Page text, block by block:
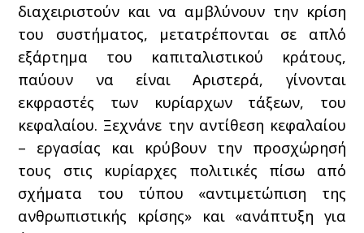
διαχειριστούν και να αμβλύνουν την κρίση
του συστήματος, μετατρέπονται σε απλό
εξάρτημα του καπιταλιστικού κράτους,
παύουν να είναι Αριστερά, γίνονται
εκφραστές των κυρίαρχων τάξεων, του
κεφαλαίου. Ξεχνάνε την αντίθεση κεφαλαίου
– εργασίας και κρύβουν την προσχώρησή
τους στις κυρίαρχες πολιτικές πίσω από
σχήματα του τύπου «αντιμετώπιση της
ανθρωπιστικής κρίσης» και «ανάπτυξη για